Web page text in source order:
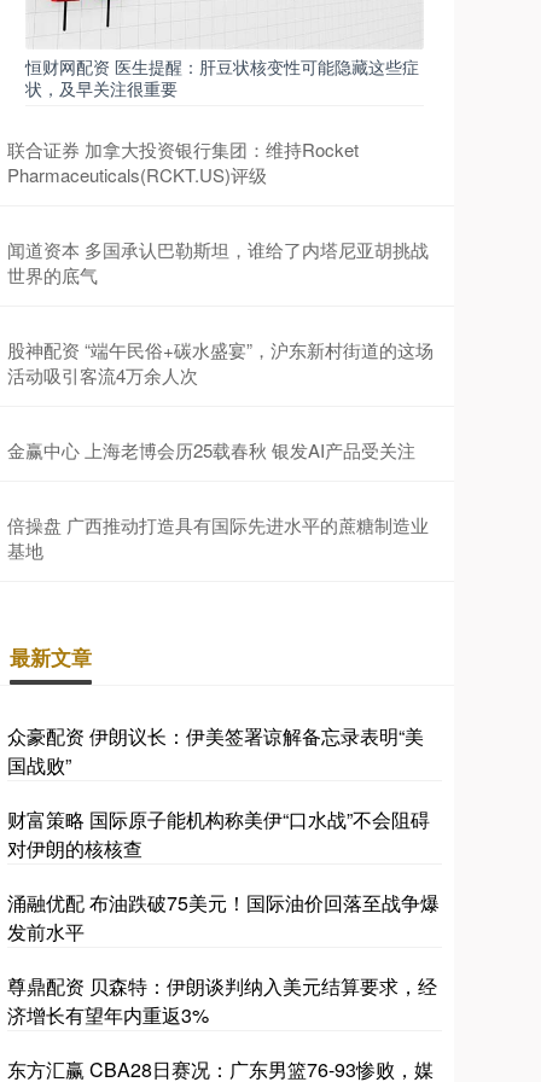
恒财网配资 医生提醒：肝豆状核变性可能隐藏这些症
状，及早关注很重要
联合证券 加拿大投资银行集团：维持Rocket
Pharmaceuticals(RCKT.US)评级
闻道资本 多国承认巴勒斯坦，谁给了内塔尼亚胡挑战
世界的底气
股神配资 “端午民俗+碳水盛宴”，沪东新村街道的这场
活动吸引客流4万余人次
金赢中心 上海老博会历25载春秋 银发AI产品受关注
倍操盘 广西推动打造具有国际先进水平的蔗糖制造业
基地
最新文章
众豪配资 伊朗议长：伊美签署谅解备忘录表明“美
国战败”
财富策略 国际原子能机构称美伊“口水战”不会阻碍
对伊朗的核核查
涌融优配 布油跌破75美元！国际油价回落至战争爆
发前水平
尊鼎配资 贝森特：伊朗谈判纳入美元结算要求，经
济增长有望年内重返3%
东方汇赢 CBA28日赛况：广东男篮76-93惨败，媒